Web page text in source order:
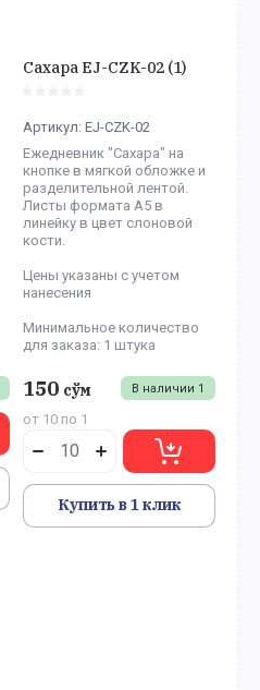
Сахара EJ-CZK-02 (1)
Артикул: EJ-CZK-02
Ежедневник "Сахара" на
кнопке в мягкой обложке и
разделительной лентой.
Листы формата А5 в
линейку в цвет слоновой
кости.
Цены указаны с учетом
нанесения
Минимальное количество
для заказа: 1 штука
В наличии 1
150 сўм
от 10 по 1
Купить в 1 клик